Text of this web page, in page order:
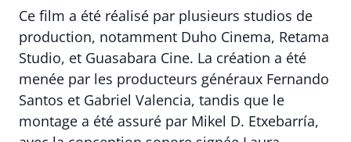
Ce film a été réalisé par plusieurs studios de
production, notamment Duho Cinema, Retama
Studio, et Guasabara Cine. La création a été
menée par les producteurs généraux Fernando
Santos et Gabriel Valencia, tandis que le
montage a été assuré par Mikel D. Etxebarría,